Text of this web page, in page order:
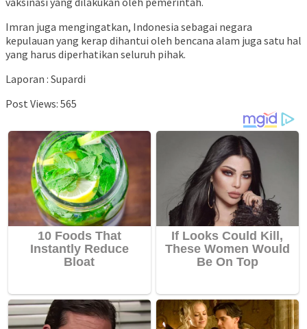
Imran juga mengingatkan, Indonesia sebagai negara
kepulauan yang kerap dihantui oleh bencana alam juga satu hal
yang harus diperhatikan seluruh pihak.
Laporan : Supardi
Post Views: 565